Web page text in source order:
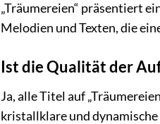
„Träumereien“ präsentiert
Melodien und Texten, die
Ist die Qualität der
Ja, alle Titel auf
kristallklare und